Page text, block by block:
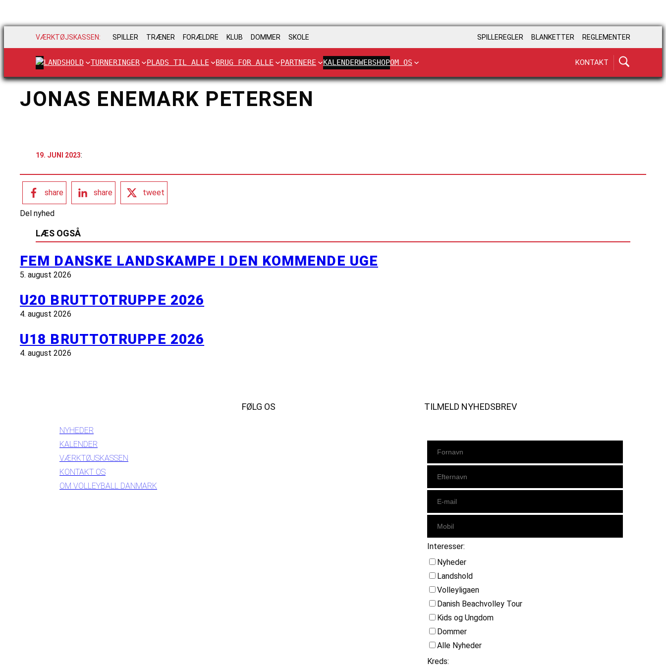
VÆRKTØJSKASSEN: SPILLER TRÆNER FORÆLDRE KLUB DOMMER SKOLE SPILLEREGLER BLANKETTER REGLEMENTER
LANDSHOLD TURNERINGER PLADS TIL ALLE BRUG FOR ALLE PARTNERE KALENDERWEBSHOPOM OS KONTAKT
JONAS ENEMARK PETERSEN
19. JUNI 2023:
share share tweet
Del nyhed
LÆS OGSÅ
FEM DANSKE LANDSKAMPE I DEN KOMMENDE UGE
5. august 2026
U20 BRUTTOTRUPPE 2026
4. august 2026
U18 BRUTTOTRUPPE 2026
4. august 2026
NYHEDER
KALENDER
VÆRKTØJSKASSEN
KONTAKT OS
OM VOLLEYBALL DANMARK
FØLG OS TILMELD NYHEDSBREV
Interesser:
Nyheder
Landshold
Volleyligaen
Danish Beachvolley Tour
Kids og Ungdom
Dommer
Alle Nyheder
Kreds: